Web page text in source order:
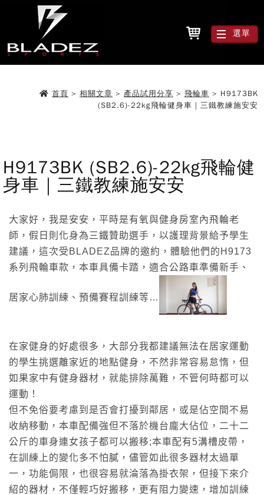
選單
首頁 > 相關文章 > 產品試用分享 > 飛輪車 > H9173BK
(SB2.6)-22kg飛輪健身車｜三鐵教練施安安
H9173BK (SB2.6)-22kg飛輪健
身車｜三鐵教練施安安
大家好，我是安安，平時是有氧與健身房室內飛輪老
師，假日則化身為三鐵贊助選手，以護理背景給予學生
建議，這次受BLADEZ品牌的邀約，體驗他們的H9173
系列飛輪車款，本車具備卡踏，適合公路車準備新手、
居家心肺訓練、預備賽程訓練等…
在家健身的好處很多，大部分我都建議無法在居家運動
的學生挑選離家近的地點健身，不然非常容易怠惰，但
如果家中有健身器材，就能排除萬難，不管何時都可以
運動！
但不免俗要考慮到是否會打擾到鄰居，或是佔空間不易
收納移動，本車配備強但不落於機台龐大佔位，二十二
公斤的車身連女孩子都可以搬移;本車配有5溝槽皮帶，
在訓練上的變化多不怕膩，儘管如此很多器材太過單
一，功能侷限，也很容易就淪落為掛衣架，但接下來介
紹的器材，不僅輕巧好搬移，更有阻力變速，增加訓練